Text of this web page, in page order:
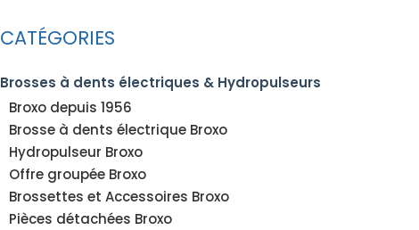
CATÉGORIES
Brosses à dents électriques & Hydropulseurs
Broxo depuis 1956
Brosse à dents électrique Broxo
Hydropulseur Broxo
Offre groupée Broxo
Brossettes et Accessoires Broxo
Pièces détachées Broxo